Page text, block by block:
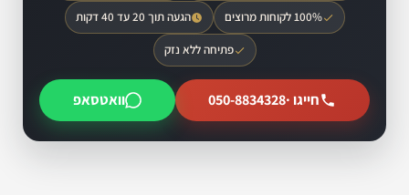
100% לקוחות מרוצים הגעה תוך 20 עד 40 דקות
פתיחה ללא נזק
חייגו ·050-8834328 וואטסאפ